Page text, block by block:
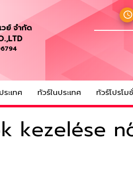
ย์ จำกัด
ะเทศ ทัวร์ในประเทศ ทัวร์โปรโม
kezelése